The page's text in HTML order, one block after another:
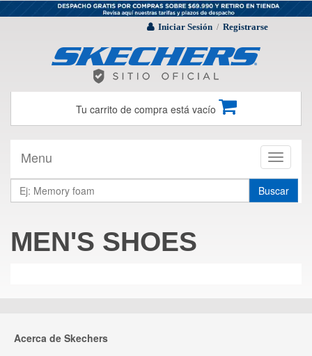
Iniciar Sesión / Registrarse
Tu carrito de compra está vacío
Toggle
Menu
Buscar
MEN'S SHOES
Acerca de Skechers